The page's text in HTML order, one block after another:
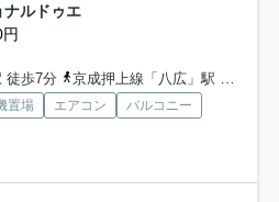
ナルドゥエ
徒歩7分
京成押上線「八広」駅 徒歩7分
置場 エアコン
バルコニー